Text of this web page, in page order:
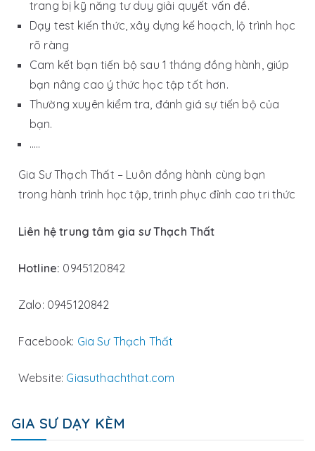
trang bị kỹ năng tư duy giải quyết vấn đề.
Dạy test kiến thức, xây dựng kế hoạch, lộ trình học
rõ ràng
Cam kết bạn tiến bộ sau 1 tháng đồng hành, giúp
bạn nâng cao ý thức học tập tốt hơn.
Thường xuyên kiểm tra, đánh giá sự tiến bộ của
bạn.
…..
Gia Sư Thạch Thất – Luôn đồng hành cùng bạn
trong hành trình học tập, trinh phục đỉnh cao tri thức
Liên hệ trung tâm gia sư Thạch Thất
Hotline: 0945120842
Zalo: 0945120842
Facebook: Gia Sư Thạch Thất
Website: Giasuthachthat.com
GIA SƯ DẠY KÈM